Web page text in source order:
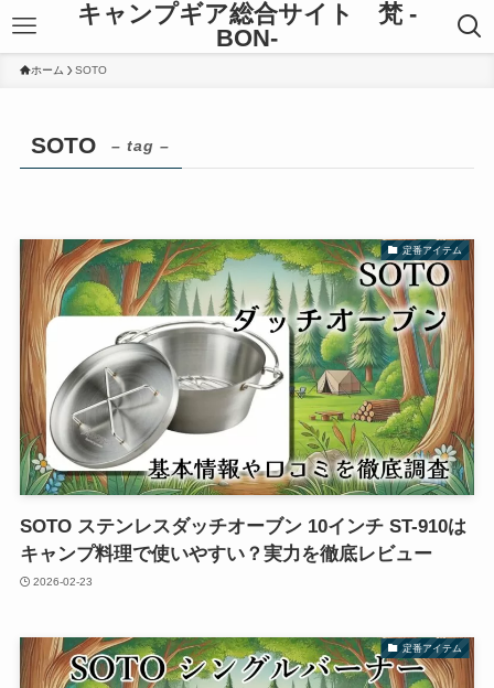
キャンプギア総合サイト 梵 -
BON-
ホーム SOTO
SOTO – tag –
定番アイテム
SOTO ステンレスダッチオーブン 10インチ ST-910は
キャンプ料理で使いやすい？実力を徹底レビュー
2026-02-23
定番アイテム